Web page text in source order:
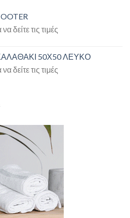
δείτε τις τιμές
50Χ50 ΛΕΥΚΟ
δείτε τις τιμές